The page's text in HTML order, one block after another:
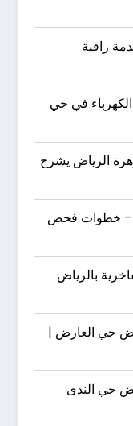
راقية
في حي
الرياض يشرح
– خطوات فحص
بالرياض
حي العارض |
حي الندى